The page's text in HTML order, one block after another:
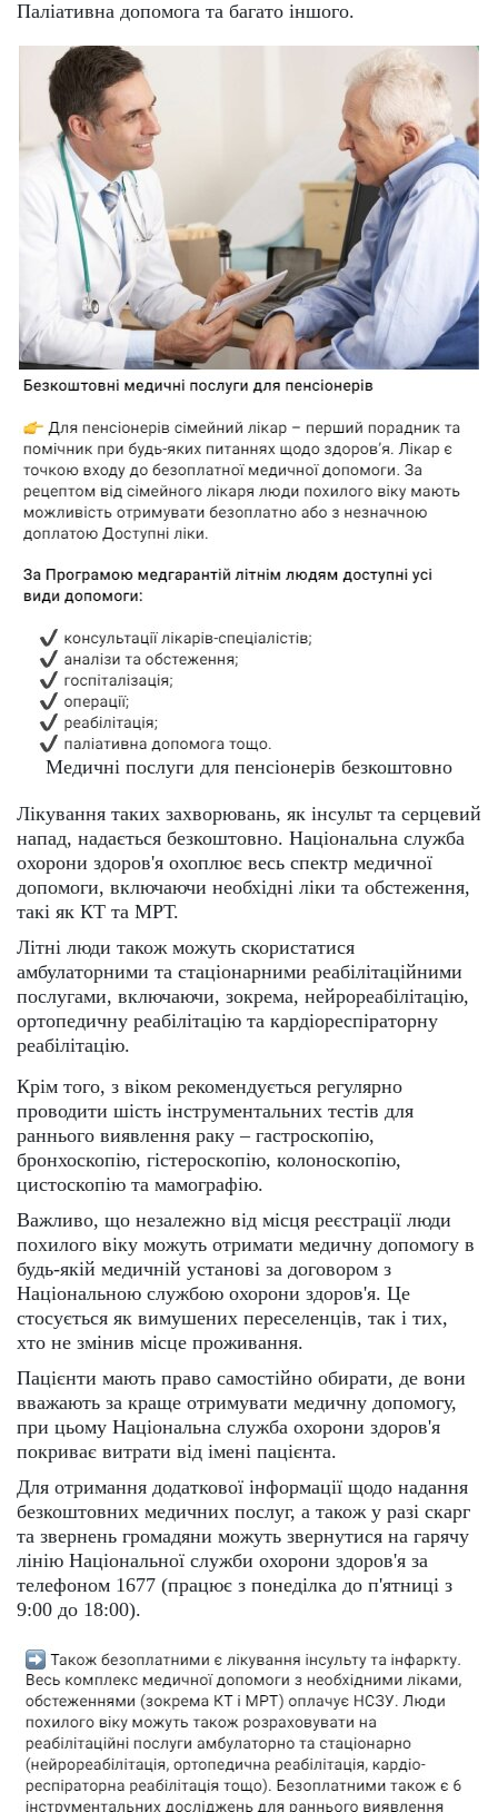
Паліативна допомога та багато іншого.
Медичні послуги для пенсіонерів безкоштовно
Лікування таких захворювань, як інсульт та серцевий
напад, надається безкоштовно. Національна служба
охорони здоров'я охоплює весь спектр медичної
допомоги, включаючи необхідні ліки та обстеження,
такі як КТ та МРТ.
Літні люди також можуть скористатися
амбулаторними та стаціонарними реабілітаційними
послугами, включаючи, зокрема, нейрореабілітацію,
ортопедичну реабілітацію та кардіореспіраторну
реабілітацію.
Крім того, з віком рекомендується регулярно
проводити шість інструментальних тестів для
раннього виявлення раку – гастроскопію,
бронхоскопію, гістероскопію, колоноскопію,
цистоскопію та мамографію.
Важливо, що незалежно від місця реєстрації люди
похилого віку можуть отримати медичну допомогу в
будь-якій медичній установі за договором з
Національною службою охорони здоров'я. Це
стосується як вимушених переселенців, так і тих,
хто не змінив місце проживання.
Пацієнти мають право самостійно обирати, де вони
вважають за краще отримувати медичну допомогу,
при цьому Національна служба охорони здоров'я
покриває витрати від імені пацієнта.
Для отримання додаткової інформації щодо надання
безкоштовних медичних послуг, а також у разі скарг
та звернень громадяни можуть звернутися на гарячу
лінію Національної служби охорони здоров'я за
телефоном 1677 (працює з понеділка до п'ятниці з
9:00 до 18:00).